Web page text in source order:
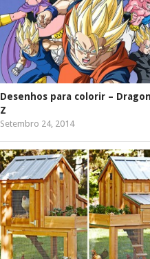
Desenhos para colorir – Dragon
Z
Setembro 24, 2014